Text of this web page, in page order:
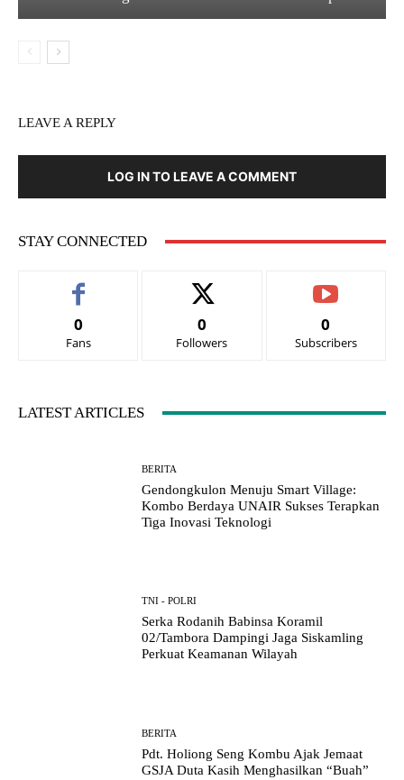
LEAVE A REPLY
LOG IN TO LEAVE A COMMENT
STAY CONNECTED
0
Fans
0
Followers
0
Subscribers
LATEST ARTICLES
BERITA
Gendongkulon Menuju Smart Village:
Kombo Berdaya UNAIR Sukses Terapkan
Tiga Inovasi Teknologi
TNI - POLRI
Serka Rodanih Babinsa Koramil
02/Tambora Dampingi Jaga Siskamling
Perkuat Keamanan Wilayah
BERITA
Pdt. Holiong Seng Kombu Ajak Jemaat
GSJA Duta Kasih Menghasilkan “Buah”